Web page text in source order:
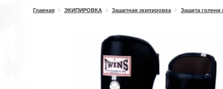
Главная ЭКИПИРОВКА Защитная экипировка Защита голени